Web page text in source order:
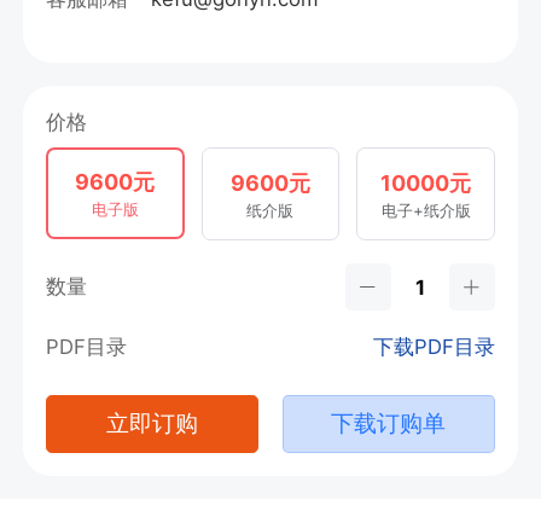
价格
9600元
电子版
9600元
纸介版
10000元
电子+纸介版
数量
PDF目录 下载PDF目录
立即订购 下载订购单